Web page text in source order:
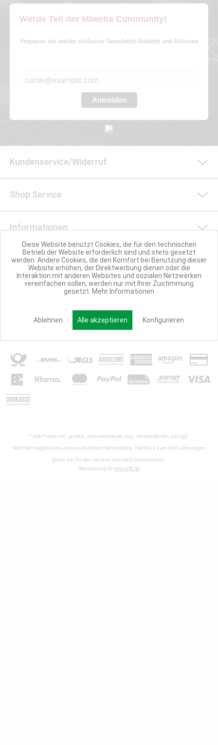
Werde Teil der Miweba Community!
Verpasse nie wieder exklusive Newsletter-Rabatte und Aktionen
Anmelden
Kundenservice/Widerruf
Shop Service
Informationen
Social Media
Nachhaltigkeit
Partner werden
* Alle Preise inkl. gesetzl. Mehrwertsteuer zzgl. Versandkosten und ggf.
Nachnahmegebühren, wenn nicht anders beschrieben. Pünktlich zum Fest Lieferungen
gelten nur für den Versand innerhalb Deutschlands.
Realisierung by sewisoft.de
Diese Website benutzt Cookies, die für den technischen
Betrieb der Website erforderlich sind und stets gesetzt
werden. Andere Cookies, die den Komfort bei Benutzung dieser
Website erhöhen, der Direktwerbung dienen oder die
Interaktion mit anderen Websites und sozialen Netzwerken
vereinfachen sollen, werden nur mit Ihrer Zustimmung
gesetzt. Mehr Informationen
Ablehnen Alle akzeptieren Konfigurieren